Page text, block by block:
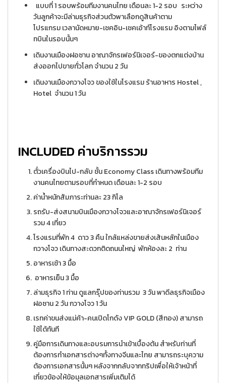
แบบที่ 1 รอบพร้อมทีมงานคนไทย เดือนละ 1-2 รอบ ระหว่าง
วันลูกค้าจะมีล่ามธุรกิจส่วนตัวพาเลือกดูสินค้าตาม
โปรแกรม เวลานัดหมาย-เชคอิน-เชคเอ้าท์โรงแรม อิงตามไฟล์
ทบินในรอบนั้นๆ
เดินงานเมืองฝอซาน อาณาจักรเฟอร์นิเจอร์-ของตกแต่งบ้าน
ส่งออกไปขายทั่วโลก จำนวน 2 วัน
เดินงานเมืองกวางโจว ของใช้ในโรงแรม ร้านอาหาร Hostel ,
Hotel จำนวน 1 วัน
INCLUDED ค่าบริการรวม
ตั๋วเครื่องบินไป-กลับ ชั้น Economy Class เดินทางพร้อมทีม
งานคนไทยตามรอบที่กำหนด เดือนละ 1-2 รอบ
ค่าน้ำหนักสัมภาระท่านละ 23 กิโล
รถรับ-ส่งสนามบินเมืองกวางโจวและอาณาจักรเฟอร์นิเจอร์
รวม 4 เที่ยว
โรงแรมที่พัก 4 ดาว 3 คืน ใกล้แหล่งขายส่งเส้นหลักในเมือง
กวางโจว เดินทางสะดวกติดถนนใหญ่ พักห้องละ 2 ท่าน
อาหารเช้า 3 มื้อ
อาหารเย็น 3 มื้อ
ล่ามธุรกิจ 1 ท่าน ดูแลกรุ๊ปของท่านรวม 3 วัน พาดีลธุรกิจเมือง
ฝอซาน 2 วัน กวางโจว 1 วัน
เรทค่าขนส่งแม่ค้า-คนเปิดโกดัง VIP GOLD (สีทอง) สามารถ
ใช้ได้ทันที
คู่มือการเดินทางและอบรมการนำเข้าเบื้องต้น สำหรับท่านที่
ต้องการทำเอกสารต่างๆทั้งทางจีนและไทย สามารถระบุความ
ต้องการเอกสารนั้นๆ หลังจากกลับจากทริปเพื่อให้เจ้าหน้าที่
เกี่ยวข้องให้ข้อมุลเอกสารเพิ่มเติมได้